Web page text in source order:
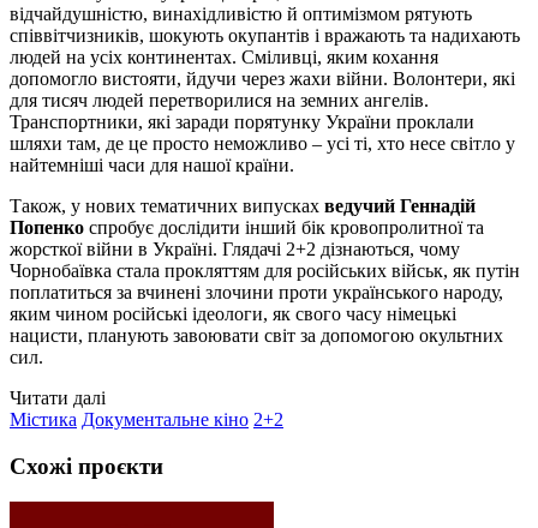
відчайдушністю, винахідливістю й оптимізмом рятують
співвітчизників, шокують окупантів і вражають та надихають
людей на усіх континентах. Сміливці, яким кохання
допомогло вистояти, йдучи через жахи війни. Волонтери, які
для тисяч людей перетворилися на земних ангелів.
Транспортники, які заради порятунку України проклали
шляхи там, де це просто неможливо – усі ті, хто несе світло у
найтемніші часи для нашої країни.
Також, у нових тематичних випусках ведучий Геннадій
Попенко спробує дослідити інший бік кровопролитної та
жорсткої війни в Україні. Глядачі 2+2 дізнаються, чому
Чорнобаївка стала прокляттям для російських військ, як путін
поплатиться за вчинені злочини проти українського народу,
яким чином російські ідеологи, як свого часу німецькі
нацисти, планують завоювати світ за допомогою окультних
сил.
Читати далі
Містика Документальне кіно 2+2
Схожі проєкти